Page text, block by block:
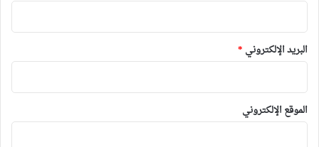
البريد الإلكتروني *
الموقع الإلكتروني